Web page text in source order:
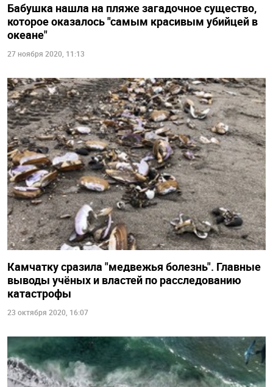
Бабушка нашла на пляже загадочное существо,
которое оказалось "самым красивым убийцей в
океане"
27 ноября 2020, 11:13
Камчатку сразила "медвежья болезнь". Главные
выводы учёных и властей по расследованию
катастрофы
23 октября 2020, 16:07